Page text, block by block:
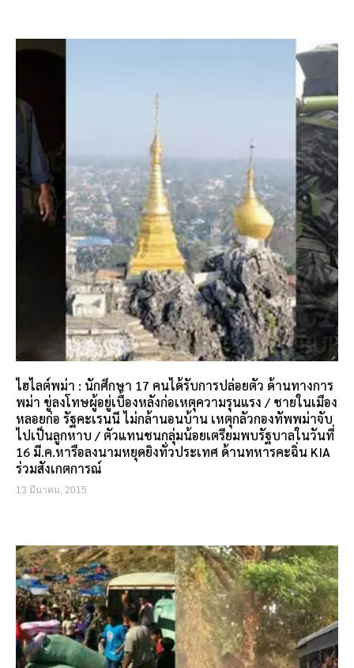
ไฮไลต์พม่า : นักศึกษา 17 คนได้รับการปล่อยตัว ด้านทางการ
พม่า ขู่ลงโทษผู้อยู่เบื้องหลังก่อเหตุความรุนแรง / ชายในเมือง
หลอยก่อ รัฐคะเรนนี ไม่กล้านอนบ้าน เหตุกลัวกองทัพพม่าจับ
ไปเป็นลูกหาบ / ตัวแทนชนกลุ่มน้อยเตรียมพบรัฐบาลในวันที่
16 มี.ค.หารือลงนามหยุดยิงทั่วประเทศ ด้านทหารคะฉิ่น KIA
ร่วมสังเกตการณ์
13 มีนาคม, 2015